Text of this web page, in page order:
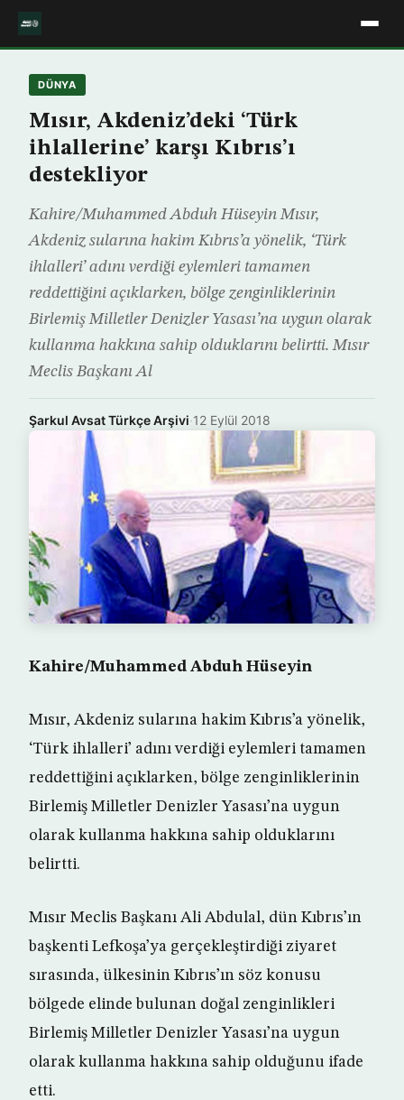
DÜNYA
Mısır, Akdeniz’deki ‘Türk
ihlallerine’ karşı Kıbrıs’ı
destekliyor
Kahire/Muhammed Abduh Hüseyin Mısır,
Akdeniz sularına hakim Kıbrıs’a yönelik, ‘Türk
ihlalleri’ adını verdiği eylemleri tamamen
reddettiğini açıklarken, bölge zenginliklerinin
Birlemiş Milletler Denizler Yasası’na uygun olarak
kullanma hakkına sahip olduklarını belirtti. Mısır
Meclis Başkanı Al
Şarkul Avsat Türkçe Arşivi·12 Eylül 2018
Kahire/Muhammed Abduh Hüseyin
Mısır, Akdeniz sularına hakim Kıbrıs’a yönelik,
‘Türk ihlalleri’ adını verdiği eylemleri tamamen
reddettiğini açıklarken, bölge zenginliklerinin
Birlemiş Milletler Denizler Yasası’na uygun
olarak kullanma hakkına sahip olduklarını
belirtti.
Mısır Meclis Başkanı Ali Abdulal, dün Kıbrıs’ın
başkenti Lefkoşa’ya gerçekleştirdiği ziyaret
sırasında, ülkesinin Kıbrıs’ın söz konusu
bölgede elinde bulunan doğal zenginlikleri
Birlemiş Milletler Denizler Yasası’na uygun
olarak kullanma hakkına sahip olduğunu ifade
etti.